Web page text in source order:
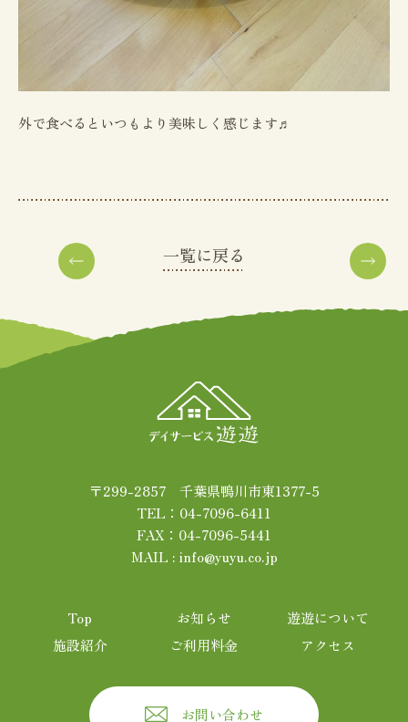
外で食べるといつもより美味しく感じます♬
一覧に戻る
〒299-2857 千葉県鴨川市東1377-5
TEL：04-7096-6411
FAX：04-7096-5441
MAIL : info@yuyu.co.jp
Top お知らせ
遊遊について
施設紹介
ご利用料金 アクセス
お問い合わせ